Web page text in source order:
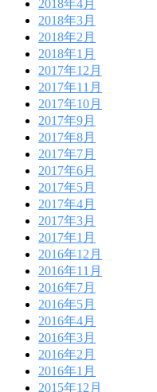
2018年4月
2018年3月
2018年2月
2018年1月
2017年12月
2017年11月
2017年10月
2017年9月
2017年8月
2017年7月
2017年6月
2017年5月
2017年4月
2017年3月
2017年1月
2016年12月
2016年11月
2016年7月
2016年5月
2016年4月
2016年3月
2016年2月
2016年1月
2015年12月